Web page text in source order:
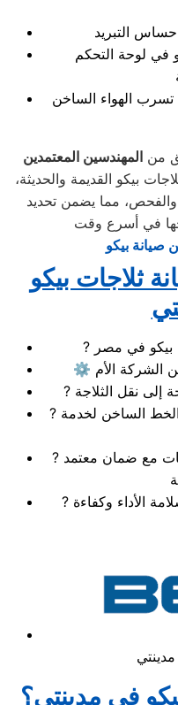
في لوحة التحكم
الهواء الساخن
منالمهندسين المعتمدين
بيكو القديمة والحديثة،
مما يضمن تحديد
صيانة بيكو
ثلاجات بيكو
?
⚙️
?
? الساخن لخدمة
? مع ضمان معتمد
? الأداء وكفاءة
في مدينتي؟